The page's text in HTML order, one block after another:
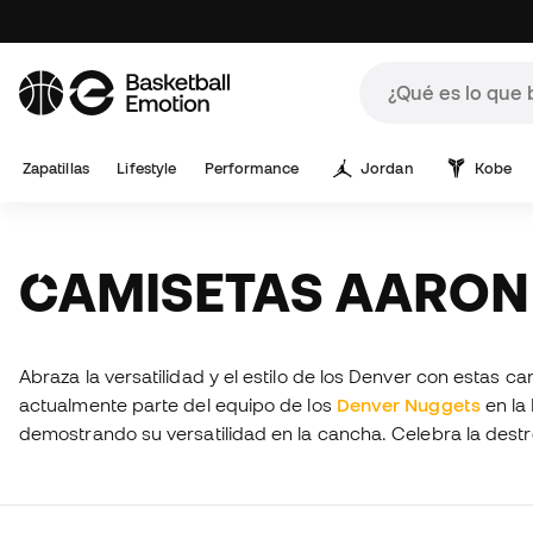
Zapatillas Lifestyle Performance Jordan Kobe
CAMISETAS
Abraza la versatilidad y el estilo de los Denver con estas
actualmente parte del equipo de los Denver Nuggetsen la
demostrando su versatilidad en la cancha. Celebra la